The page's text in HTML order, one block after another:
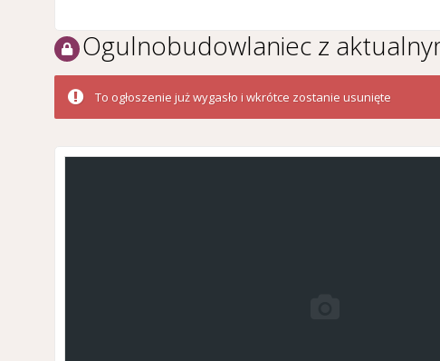
Ogulnobudowlaniec z
To ogłoszenie już wygasło i wkrótce zostanie usunięte